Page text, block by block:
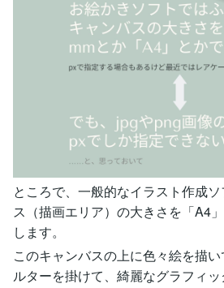
ところで、一般的なイラスト作成
ス（描画エリア）の大きさを「A4
します。
このキャンバスの上に色々絵を描
ルターを掛けて、綺麗なグラフィッ